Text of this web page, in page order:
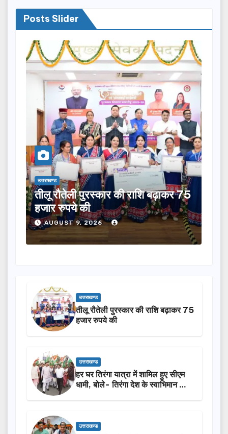
Posts Slider
की राशि बढ़ाकर 75
उत्तराखण्ड
भाजपा में सैकड़ों पूर्व सैन्य
विभिन्न दलों के नेता
2027 में जीत की हैट्रिक
AUGUST 9, 2026
उत्तराखण्ड
तीलू रौतेली पुरस्कार की राशि बढ़ाकर 75
हजार रुपये की
उत्तराखण्ड
हर घर तिरंगा यात्रा में शामिल हुए सीएम
धामी, बोले- तिरंगा देश के स्वाभिमान का
उत्तराखण्ड